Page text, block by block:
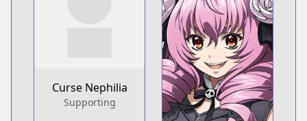
Curse Nephilia
Supporting